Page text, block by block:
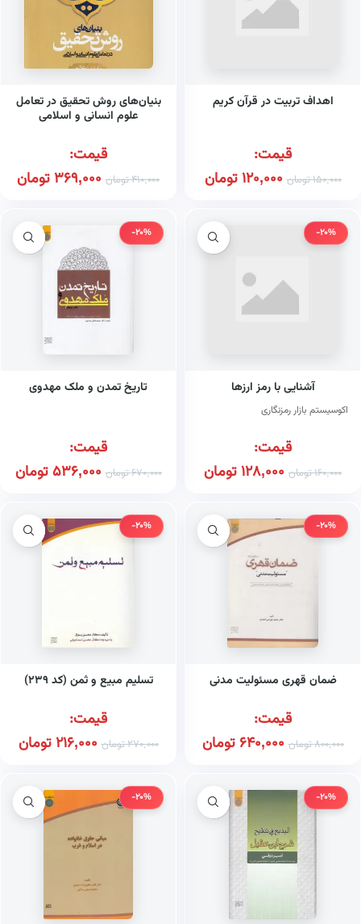
اهداف تربیت در قرآن کریم
قیمت:
150,000تومان 120,000تومان
بنیان‌های روش تحقیق در تعامل
علوم انسانی و اسلامی
قیمت:
410,000تومان 369,000تومان
-20%
آشنایی با رمز ارزها
اکوسیستم بازار رمزنگاری
قیمت:
160,000تومان 128,000تومان
-20%
تاریخ تمدن و ملک مهدوی
قیمت:
670,000تومان 536,000 تومان
-20%
ضمان قهری مسئولیت مدنی
قیمت:
800,000تومان 640,000 تومان
-20%
تسلیم مبیع و ثمن (کد ۲۳۹)
قیمت:
270,000تومان 216,000تومان
-20%
-20%